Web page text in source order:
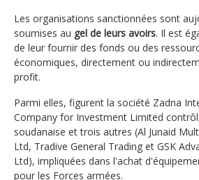
Les organisations sanctionnées sont
soumises au gel de leurs avoirs. Il est
de leur fournir des fonds ou des
économiques, directement ou
profit.
Parmi elles, figurent la société Zadna
Company for Investment Limited
soudanaise et trois autres (Al Junaid
Ltd, Tradive General Trading et GSK
Ltd), impliquées dans l'achat
pour les Forces armées.